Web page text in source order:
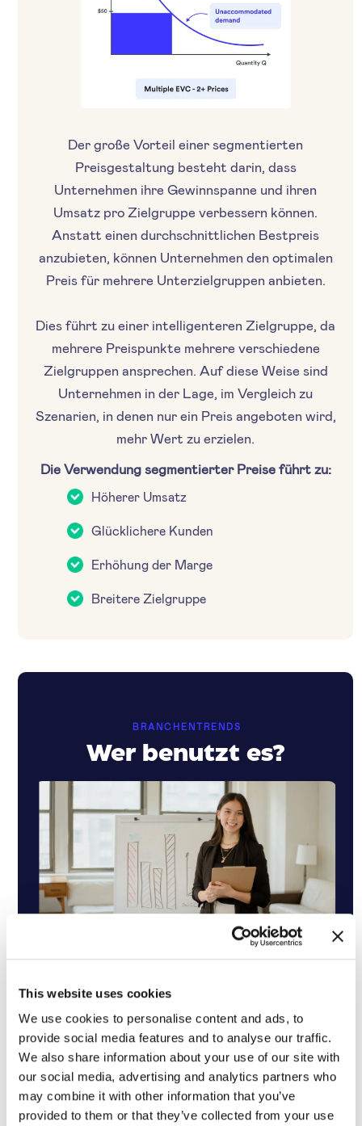
This website uses cookies
We use cookies to personalise content and ads, to
provide social media features and to analyse our traffic.
We also share information about your use of our site with
our social media, advertising and analytics partners who
may combine it with other information that you’ve
provided to them or that they’ve collected from your use
Der große Vorteil einer segmentierten
Preisgestaltung besteht darin, dass
Unternehmen ihre Gewinnspanne und ihren
Umsatz pro Zielgruppe verbessern können.
Anstatt einen durchschnittlichen Bestpreis
anzubieten, können Unternehmen den optimalen
Preis für mehrere Unterzielgruppen anbieten.
Dies führt zu einer intelligenteren Zielgruppe, da
mehrere Preispunkte mehrere verschiedene
Zielgruppen ansprechen. Auf diese Weise sind
Unternehmen in der Lage, im Vergleich zu
Szenarien, in denen nur ein Preis angeboten wird,
mehr Wert zu erzielen.
Die Verwendung segmentierter Preise führt zu:
Höherer Umsatz
Glücklichere Kunden
Erhöhung der Marge
Breitere Zielgruppe
BRANCHENTRENDS
Wer benutzt es?
Ein klassisches Beispiel für segmentierte
Preisgestaltung ist das Ticketverkaufssystem
von Kinos. Normalerweise haben Kinos
unterschiedliche Preise für dieselbe Kinokarte
für verschiedene Personen. Senioren, Studenten
und Kleinkinder erhalten in der Regel einen